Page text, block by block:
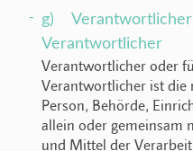
g) Verantwortlicher
Verantwortlicher
Verantwortlicher oder
Verantwortlicher ist die
Person, Behörde,
allein oder gemeinsam
und Mittel der